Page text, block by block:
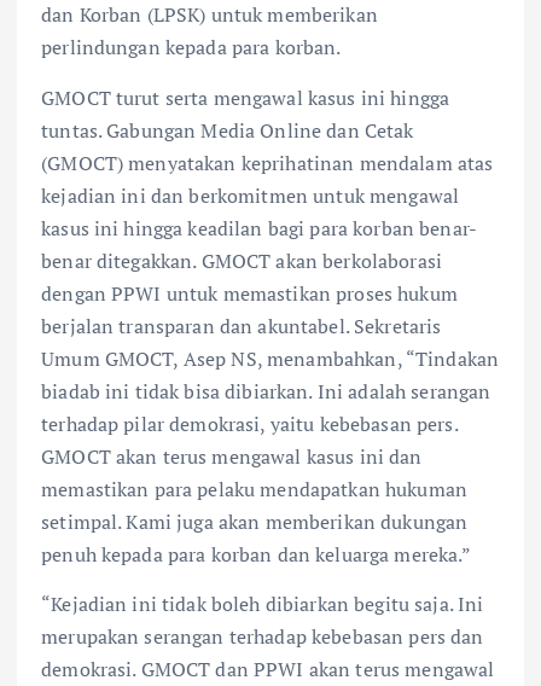
dan Korban (LPSK) untuk memberikan
perlindungan kepada para korban.
GMOCT turut serta mengawal kasus ini hingga
tuntas. Gabungan Media Online dan Cetak
(GMOCT) menyatakan keprihatinan mendalam atas
kejadian ini dan berkomitmen untuk mengawal
kasus ini hingga keadilan bagi para korban benar-
benar ditegakkan. GMOCT akan berkolaborasi
dengan PPWI untuk memastikan proses hukum
berjalan transparan dan akuntabel. Sekretaris
Umum GMOCT, Asep NS, menambahkan, “Tindakan
biadab ini tidak bisa dibiarkan. Ini adalah serangan
terhadap pilar demokrasi, yaitu kebebasan pers.
GMOCT akan terus mengawal kasus ini dan
memastikan para pelaku mendapatkan hukuman
setimpal. Kami juga akan memberikan dukungan
penuh kepada para korban dan keluarga mereka.”
“Kejadian ini tidak boleh dibiarkan begitu saja. Ini
merupakan serangan terhadap kebebasan pers dan
demokrasi. GMOCT dan PPWI akan terus mengawal